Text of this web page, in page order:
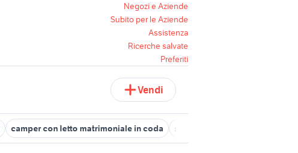
Negozi e Aziende
Subito per le Aziende
Assistenza
Ricerche salvate
Preferiti
Vendi
camper con letto matrimoniale in coda scaletta per letto a castello